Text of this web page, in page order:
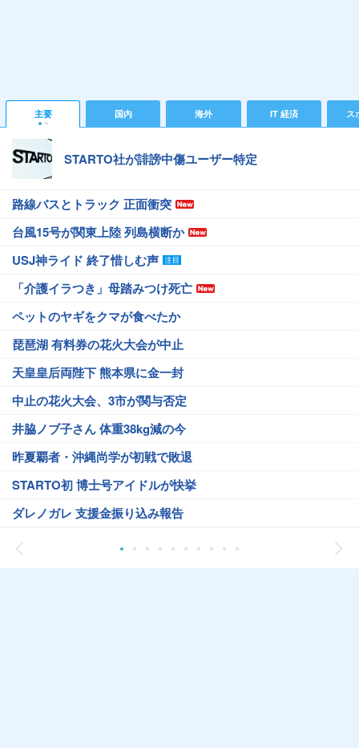
主要 国内 海外 IT 経済 ス
STARTO社が誹謗中傷ユーザー特定
路線バスとトラック 正面衝突
台風15号が関東上陸 列島横断か
USJ神ライド 終了惜しむ声
「介護イラつき」母踏みつけ死亡
ペットのヤギをクマが食べたか
琵琶湖 有料券の花火大会が中止
天皇皇后両陛下 熊本県に金一封
中止の花火大会、3市が関与否定
井脇ノブ子さん 体重38kg減の今
昨夏覇者・沖縄尚学が初戦で敗退
STARTO初 博士号アイドルが快挙
ダレノガレ 支援金振り込み報告